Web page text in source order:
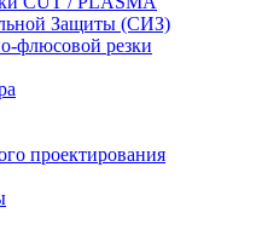
Защиты (СИЗ)
флюсовой резки
проектирования